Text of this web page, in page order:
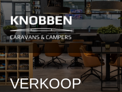
Ga
naar
de
inhoud
VERKOOP